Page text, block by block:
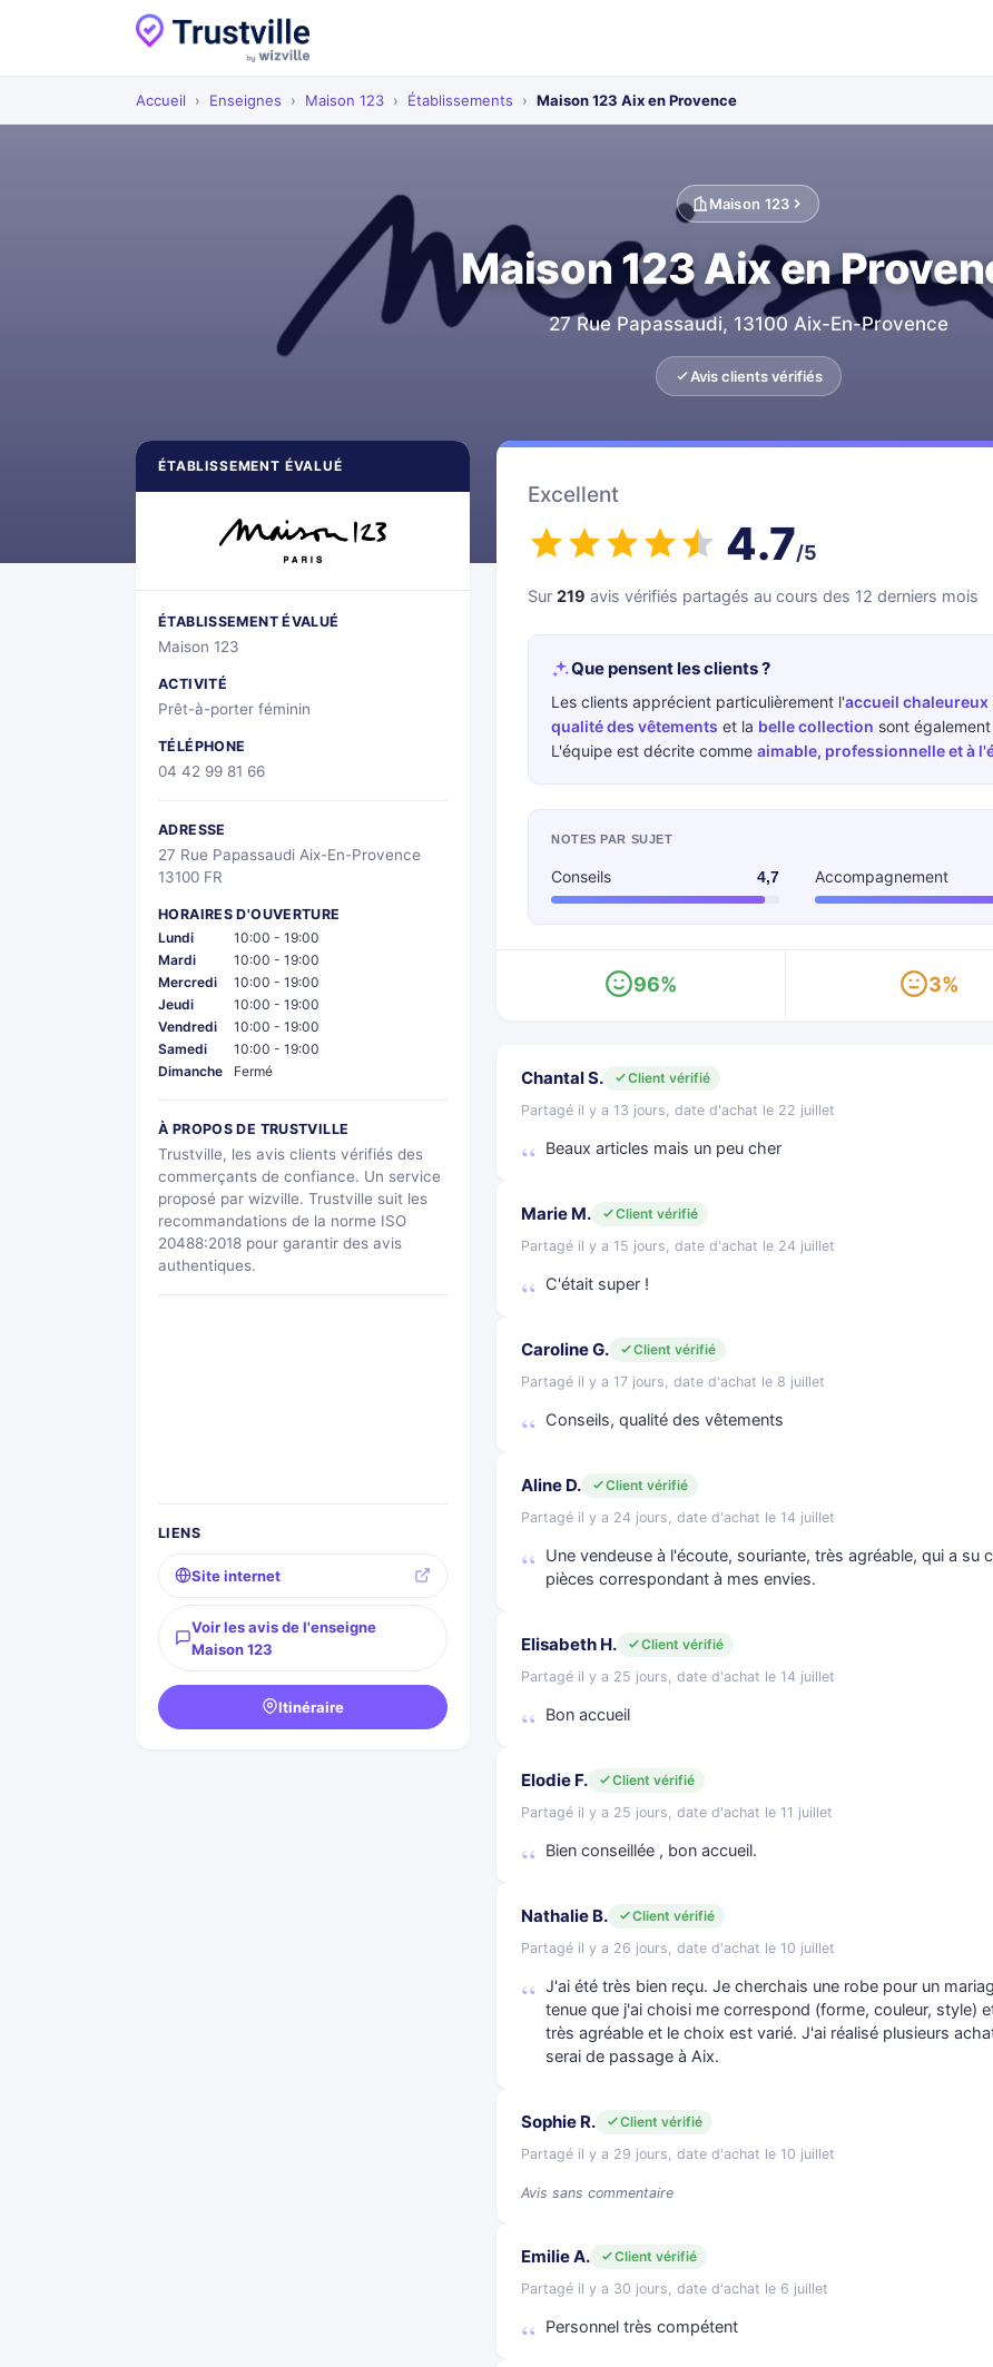
Accueil › Enseignes › Maison 123 › Établissements › Maison 123 Aix en Provence
Maison 123
Maison 123 Aix en
27 Rue Papassaudi, 13100 Aix-En-Provence
Avis clients vérifiés
ÉTABLISSEMENT ÉVALUÉ
ÉTABLISSEMENT ÉVALUÉ
Maison 123
ACTIVITÉ
Prêt-à-porter féminin
TÉLÉPHONE
04 42 99 81 66
ADRESSE
27 Rue Papassaudi Aix-En-Provence
13100 FR
HORAIRES D'OUVERTURE
Lundi
10:00 - 19:00
Mardi
10:00 - 19:00
Mercredi
10:00 - 19:00
Jeudi
10:00 - 19:00
Vendredi
10:00 - 19:00
Samedi
10:00 - 19:00
Dimanche
Fermé
À PROPOS DE TRUSTVILLE
Trustville, les avis clients vérifiés des
commerçants de confiance. Un service
proposé par wizville. Trustville suit les
recommandations de la norme ISO
20488:2018 pour garantir des avis
authentiques.
LIENS
Site internet
Voir les avis de l'enseigne
Maison 123
Itinéraire
Excellent
4.7/5
Sur 219 avis vérifiés partagés au cours des 12 derniers mois
Que pensent les clients ?
Les clients apprécient particulièrement l'accueil chaleureux
qualité des vêtements et la belle collection sont
L'équipe est décrite comme aimable, professionnelle et à
NOTES PAR SUJET
Conseils 4,7 Accompagnement
96% 3%
Chantal S.
Client vérifié
Partagé il y a 13 jours, date d'achat le 22 juillet
Beaux articles mais un peu cher
Marie M.
Client vérifié
Partagé il y a 15 jours, date d'achat le 24 juillet
C'était super !
Caroline G.
Client vérifié
Partagé il y a 17 jours, date d'achat le 8 juillet
Conseils, qualité des vêtements
Aline D.
Client vérifié
Partagé il y a 24 jours, date d'achat le 14 juillet
Une vendeuse à l'écoute, souriante, très agréable, qui a
pièces correspondant à mes envies.
Elisabeth H.
Client vérifié
Partagé il y a 25 jours, date d'achat le 14 juillet
Bon accueil
Elodie F.
Client vérifié
Partagé il y a 25 jours, date d'achat le 11 juillet
Bien conseillée , bon accueil.
Nathalie B.
Client vérifié
Partagé il y a 26 jours, date d'achat le 10 juillet
J'ai été très bien reçu. Je cherchais une robe pour un
tenue que j'ai choisi me correspond (forme, couleur, style)
très agréable et le choix est varié. J'ai réalisé plusieurs
serai de passage à Aix.
Sophie R.
Client vérifié
Partagé il y a 29 jours, date d'achat le 10 juillet
Avis sans commentaire
Emilie A.
Client vérifié
Partagé il y a 30 jours, date d'achat le 6 juillet
Personnel très compétent